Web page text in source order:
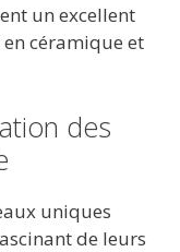
un excellent
céramique et
des
uniques
de leurs